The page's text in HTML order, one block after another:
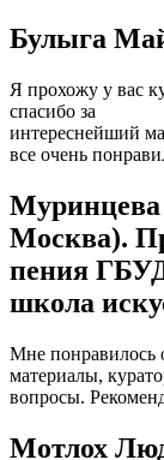
Булыга
Я прохожу у вас
спасибо за
интереснейший
все очень
Муринцева
Москва).
пения
школа
Мне понравилось
материалы,
вопросы.
Мотлох